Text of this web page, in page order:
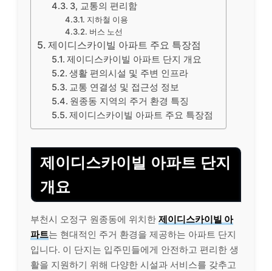
3, 교통의 편리함
지하철 이용
버스 노선
제이디스카이빌 아파트 주요 특장점
제이디스카이빌 아파트 단지 개요
생활 편의시설 및 주변 인프라
교통 연결성 및 접근성 정보
원종동 지역의 주거 환경 특징
제이디스카이빌 아파트 주요 특장점
제이디스카이빌 아파트 단지
개요
부천시 오정구 원종동에 위치한 제이디스카이빌 아
파트는 현대적인 주거 환경을 제공하는 아파트 단지
입니다. 이 단지는 입주민들에게 안전하고 편리한 생
활을 지원하기 위해 다양한 시설과 서비스를 갖추고